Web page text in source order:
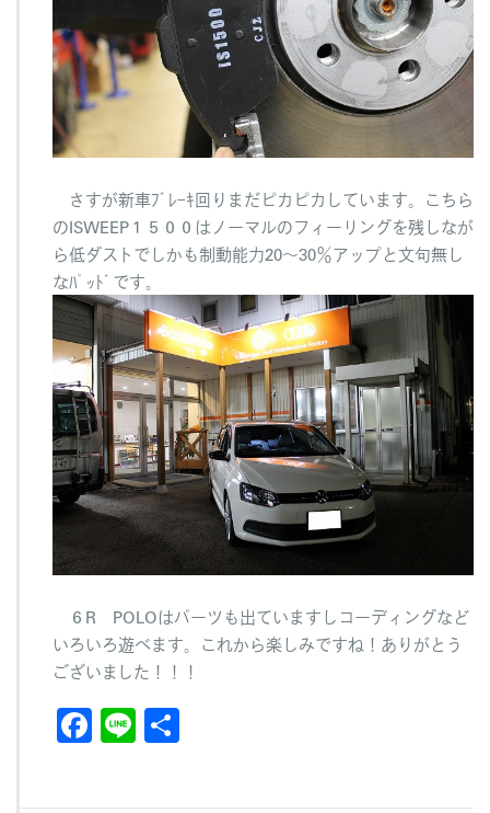
さすが新車ﾌﾞﾚｰｷ回りまだピカピカしています。こちら
のISWEEP１５００はノーマルのフィーリングを残しなが
ら低ダストでしかも制動能力20～30％アップと文句無し
なﾊﾟｯﾄﾞです。
６R POLOはパーツも出ていますしコーディングなど
いろいろ遊べます。これから楽しみですね！ありがとう
ございました！！！
F Li